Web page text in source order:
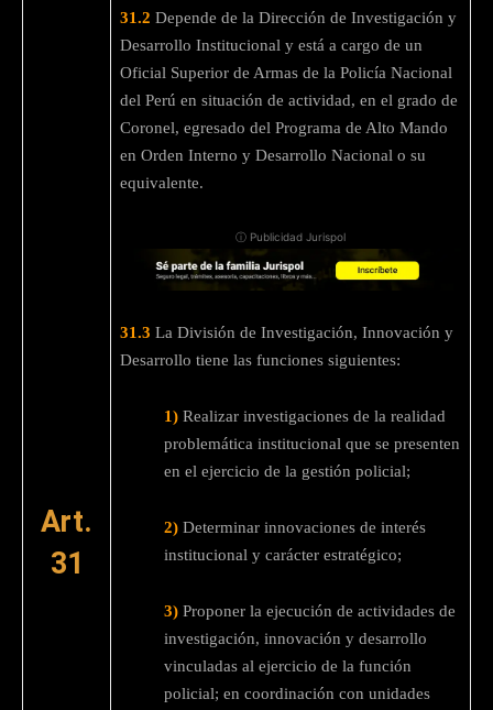
Art.
31
31.2 Depende de la Dirección de Investigación y
Desarrollo Institucional y está a cargo de un
Oficial Superior de Armas de la Policía Nacional
del Perú en situación de actividad, en el grado de
Coronel, egresado del Programa de Alto Mando
en Orden Interno y Desarrollo Nacional o su
equivalente.
ⓘ Publicidad Jurispol
31.3 La División de Investigación, Innovación y
Desarrollo tiene las funciones siguientes:
1) Realizar investigaciones de la realidad
problemática institucional que se presenten
en el ejercicio de la gestión policial;
2) Determinar innovaciones de interés
institucional y carácter estratégico;
3) Proponer la ejecución de actividades de
investigación, innovación y desarrollo
vinculadas al ejercicio de la función
policial; en coordinación con unidades